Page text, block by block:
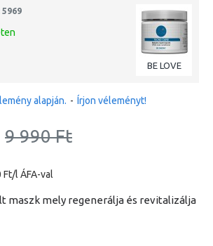
BE LOVE
5969
alapján. - Írjon véleményt!
9 990 Ft
Ft/l ÁFA-val
maszk mely regenerálja és revitalizálja